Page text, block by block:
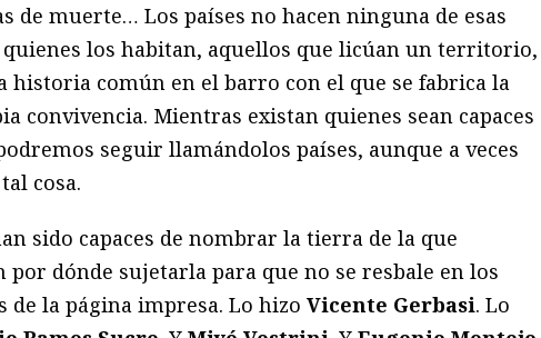
de muerte… Los países no hacen ninguna de esas
quienes los habitan, aquellos que licúan un territorio,
historia común en el barro con el que se fabrica la
convivencia. Mientras existan quienes sean capaces
seguir llamándolos países, aunque a veces
cosa.
sido capaces de nombrar la tierra de la que
por dónde sujetarla para que no se resbale en los
de la página impresa. Lo hizo Vicente Gerbasi. Lo